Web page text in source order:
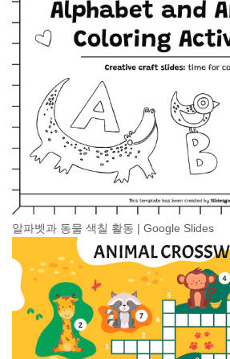
알파벳과 동물 색칠 활동 | Google Slides